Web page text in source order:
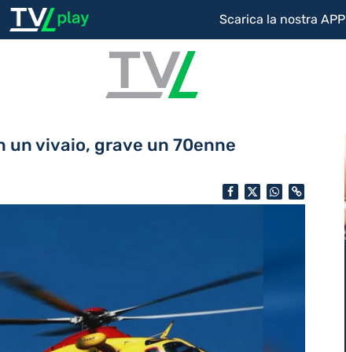
Scarica la nostra APP
un vivaio, grave un 70enne